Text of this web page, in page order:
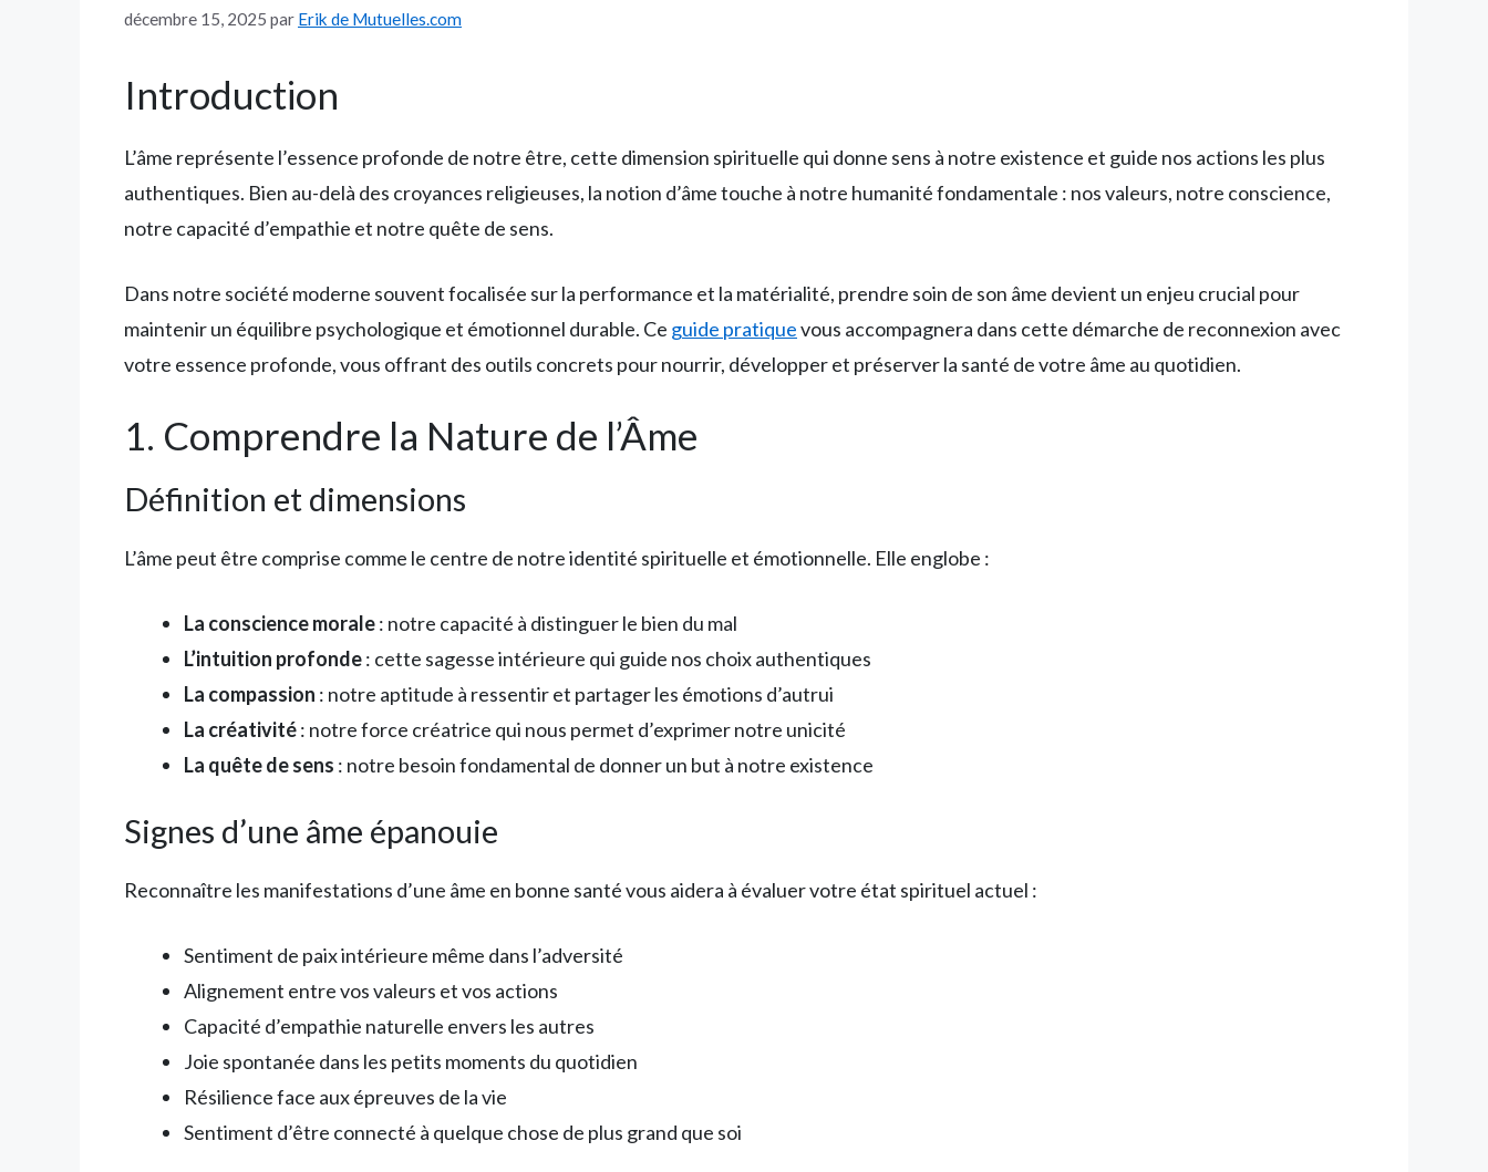
décembre 15, 2025 par Erik de Mutuelles.com
Introduction
L’âme représente l’essence profonde de notre être, cette dimension spirituelle qui donne sens à notre existence et guide nos actions les plus
authentiques. Bien au-delà des croyances religieuses, la notion d’âme touche à notre humanité fondamentale : nos valeurs, notre conscience,
notre capacité d’empathie et notre quête de sens.
Dans notre société moderne souvent focalisée sur la performance et la matérialité, prendre soin de son âme devient un enjeu crucial pour
maintenir un équilibre psychologique et émotionnel durable. Ce guide pratiquevous accompagnera dans cette démarche de reconnexion avec
votre essence profonde, vous offrant des outils concrets pour nourrir, développer et préserver la santé de votre âme au quotidien.
1. Comprendre la Nature de l’Âme
Définition et dimensions
L’âme peut être comprise comme le centre de notre identité spirituelle et émotionnelle. Elle englobe :
La conscience morale: notre capacité à distinguer le bien du mal
L’intuition profonde: cette sagesse intérieure qui guide nos choix authentiques
La compassion : notre aptitude à ressentir et partager les émotions d’autrui
La créativité: notre force créatrice qui nous permet d’exprimer notre unicité
La quête de sens : notre besoin fondamental de donner un but à notre existence
Signes d’une âme épanouie
Reconnaître les manifestations d’une âme en bonne santé vous aidera à évaluer votre état spirituel actuel :
Sentiment de paix intérieure même dans l’adversité
Alignement entre vos valeurs et vos actions
Capacité d’empathie naturelle envers les autres
Joie spontanée dans les petits moments du quotidien
Résilience face aux épreuves de la vie
Sentiment d’être connecté à quelque chose de plus grand que soi